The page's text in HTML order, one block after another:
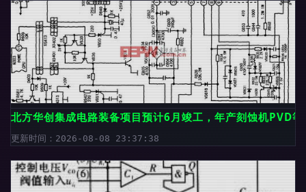
北方华创集成电路装备项目预计6月竣工，年产刻蚀机PVD
更新时间：2026-08-08 23:37:38